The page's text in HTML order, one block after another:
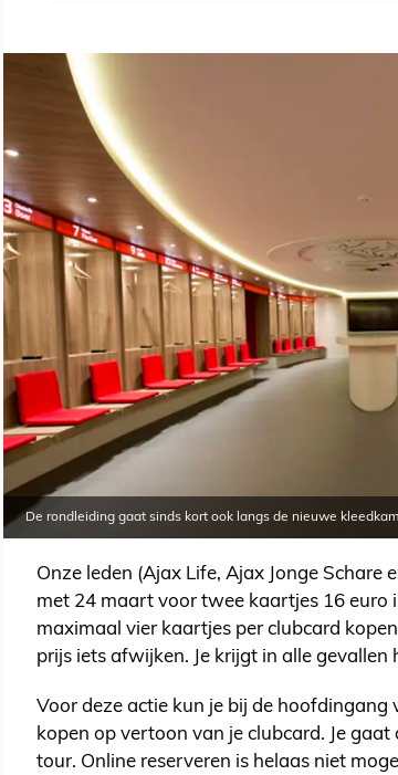
De rondleiding gaat sinds kort ook langs de nieuwe
Onze leden (Ajax Life, Ajax Jonge Schare
met 24 maart voor twee kaartjes 16 euro
maximaal vier kaartjes per clubcard
prijs iets afwijken. Je krijgt in alle
Voor deze actie kun je bij de
kopen op vertoon van je clubcard. Je
tour. Online reserveren is helaas niet